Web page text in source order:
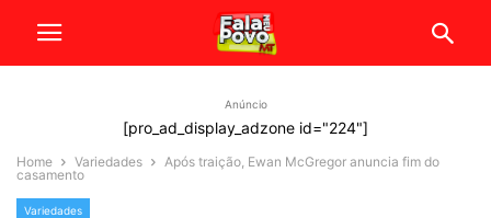
Anúncio
[pro_ad_display_adzone id="224"]
Home Variedades
Após traição, Ewan McGregor anuncia fim do
casamento
Variedades